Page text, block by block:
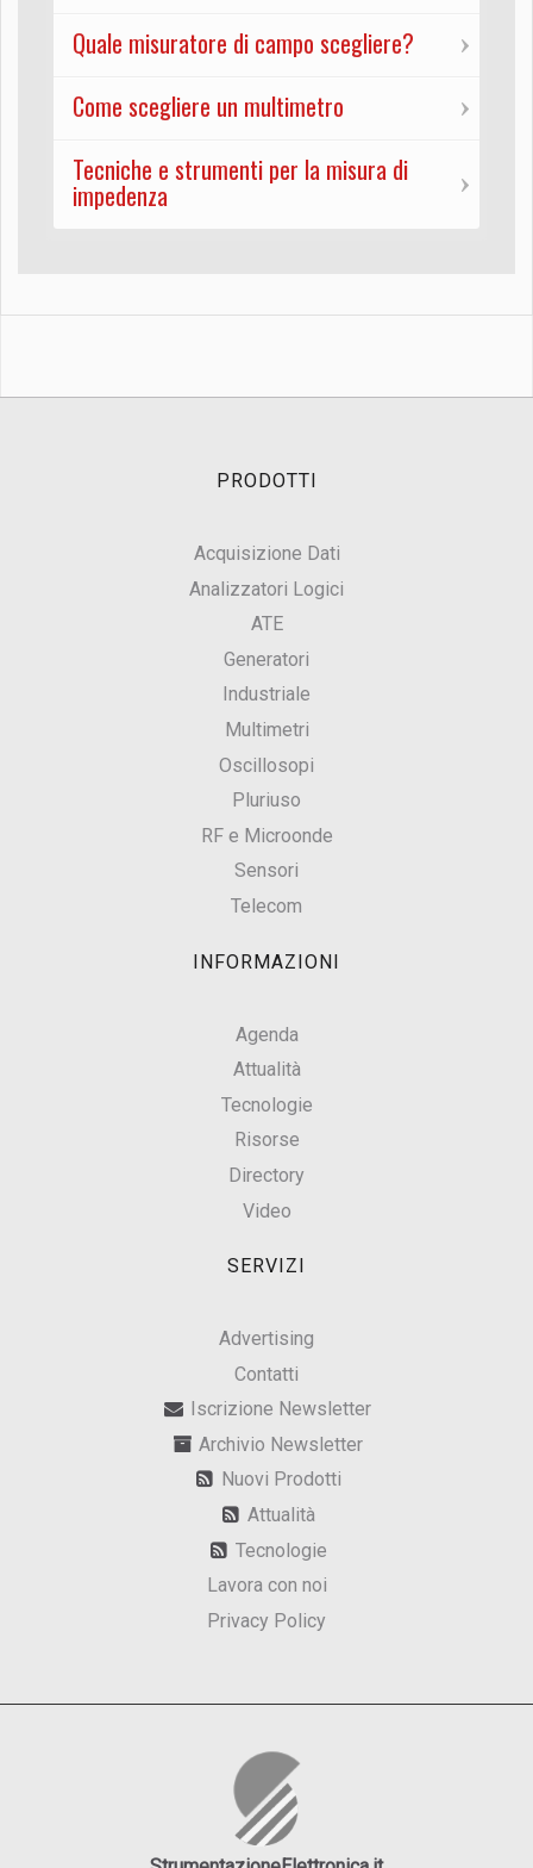
Quale misuratore di campo scegliere?
Come scegliere un multimetro
Tecniche e strumenti per la misura di
impedenza
PRODOTTI
Acquisizione Dati
Analizzatori Logici
ATE
Generatori
Industriale
Multimetri
Oscillosopi
Pluriuso
RF e Microonde
Sensori
Telecom
INFORMAZIONI
Agenda
Attualità
Tecnologie
Risorse
Directory
Video
SERVIZI
Advertising
Contatti
Iscrizione Newsletter
Archivio Newsletter
Nuovi Prodotti
Attualità
Tecnologie
Lavora con noi
Privacy Policy